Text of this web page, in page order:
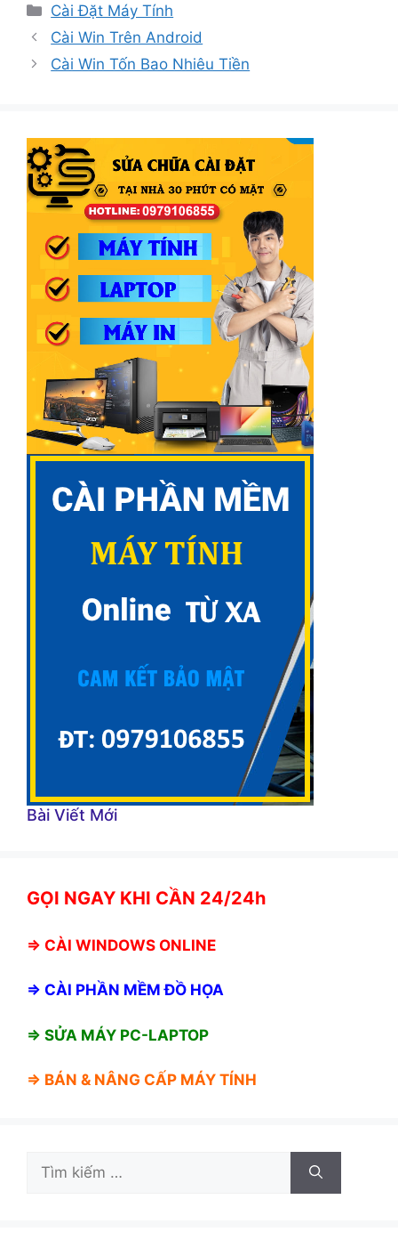
Danh
mục
Cài Đặt Máy Tính
Cài Win Trên Android
Cài Win Tốn Bao Nhiêu Tiền
Bài Viết Mới
GỌI NGAY KHI CẦN 24/24h
⇒ CÀI WINDOWS ONLINE
⇒ CÀI PHẦN MỀM ĐỒ HỌA
⇒ SỬA MÁY PC-LAPTOP
⇒ BÁN & NÂNG CẤP MÁY TÍNH
Tìm